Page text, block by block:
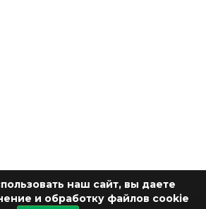
наш сайт, вы даете
и обработку файлов cookie